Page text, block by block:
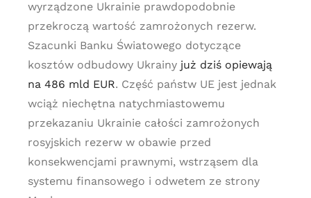
wyrządzone Ukrainie prawdopodobnie
przekroczą wartość zamrożonych rezerw.
Szacunki Banku Światowego dotyczące
kosztów odbudowy Ukrainy już dziś opiewają
na 486 mld EUR. Część państw UE jest jednak
wciąż niechętna natychmiastowemu
przekazaniu Ukrainie całości zamrożonych
rosyjskich rezerw w obawie przed
konsekwencjami prawnymi, wstrząsem dla
systemu finansowego i odwetem ze strony